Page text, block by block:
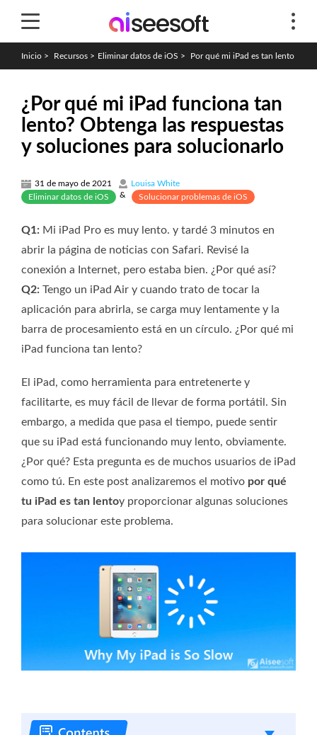
Inicio > Recursos > Eliminar datos de iOS > Por qué mi iPad es tan lento
¿Por qué mi iPad funciona tan
lento? Obtenga las respuestas
y soluciones para solucionarlo
31 de mayo de 2021
Louisa White
Eliminar datos de iOS
& Solucionar problemas de iOS
Q1: Mi iPad Pro es muy lento. y tardé 3 minutos en
abrir la página de noticias con Safari. Revisé la
conexión a Internet, pero estaba bien. ¿Por qué así?
Q2: Tengo un iPad Air y cuando trato de tocar la
aplicación para abrirla, se carga muy lentamente y la
barra de procesamiento está en un círculo. ¿Por qué mi
iPad funciona tan lento?
El iPad, como herramienta para entretenerte y
facilitarte, es muy fácil de llevar de forma portátil. Sin
embargo, a medida que pasa el tiempo, puede sentir
que su iPad está funcionando muy lento, obviamente.
¿Por qué? Esta pregunta es de muchos usuarios de iPad
como tú. En este post analizaremos el motivo por qué
tu iPad es tan lentoy proporcionar algunas soluciones
para solucionar este problema.